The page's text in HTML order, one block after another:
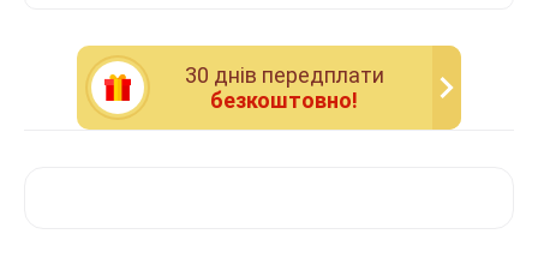
30 днiв передплати
безкоштовно!